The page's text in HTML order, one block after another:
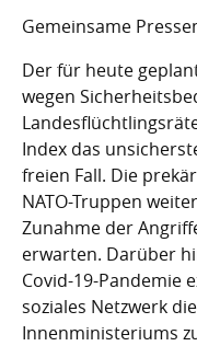
Gemeinsame
Der für heute
wegen
Index das
freien Fall. Die
NATO-Truppen
Zunahme der
erwarten. Darüber
Covid-19-Pandemie
soziales Netzwerk
Innenministeriums